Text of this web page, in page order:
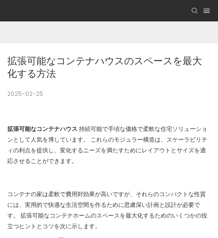
拡張可能なコンテナハウスのスペースを最大
化する方法
2025-02-25
拡張可能なコンテナハウス 持続可能で手頃な価格で柔軟な住宅ソリューショ
ンとして人気を博しています。 これらのモジュラー構造は、スケーラビリテ
ィの利点を提供し、変化するニーズを満たすためにレイアウトとサイズを適
応させることができます。
コンテナの家は柔軟で費用対効果が高いですが、それらのコンパクトな性質
には、実用的で快適な生活空間を作るために思慮深い計画と設計が必要で
す。 拡張可能なコンテナホームのスペースを最大化するためのいくつかの役
立つヒントとコツを次に示します。